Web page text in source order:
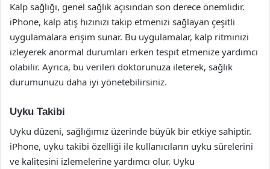
Kalp sağlığı, genel sağlık açısından son derece önemlidir.
iPhone, kalp atış hızınızı takip etmenizi sağlayan çeşitli
uygulamalara erişim sunar. Bu uygulamalar, kalp ritminizi
izleyerek anormal durumları erken tespit etmenize yardımcı
olabilir. Ayrıca, bu verileri doktorunuza ileterek, sağlık
durumunuzu daha iyi yönetebilirsiniz.
Uyku Takibi
Uyku düzeni, sağlığımız üzerinde büyük bir etkiye sahiptir.
iPhone, uyku takibi özelliği ile kullanıcıların uyku sürelerini
ve kalitesini izlemelerine yardımcı olur. Uyku